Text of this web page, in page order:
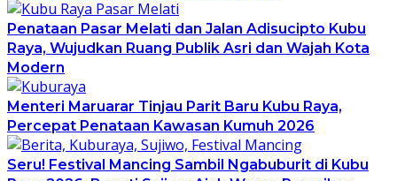
Penataan Pasar Melati dan Jalan Adisucipto Kubu
Raya, Wujudkan Ruang Publik Asri dan Wajah Kota
Modern
Menteri Maruarar Tinjau Parit Baru Kubu Raya,
Percepat Penataan Kawasan Kumuh 2026
Seru! Festival Mancing Sambil Ngabuburit di Kubu